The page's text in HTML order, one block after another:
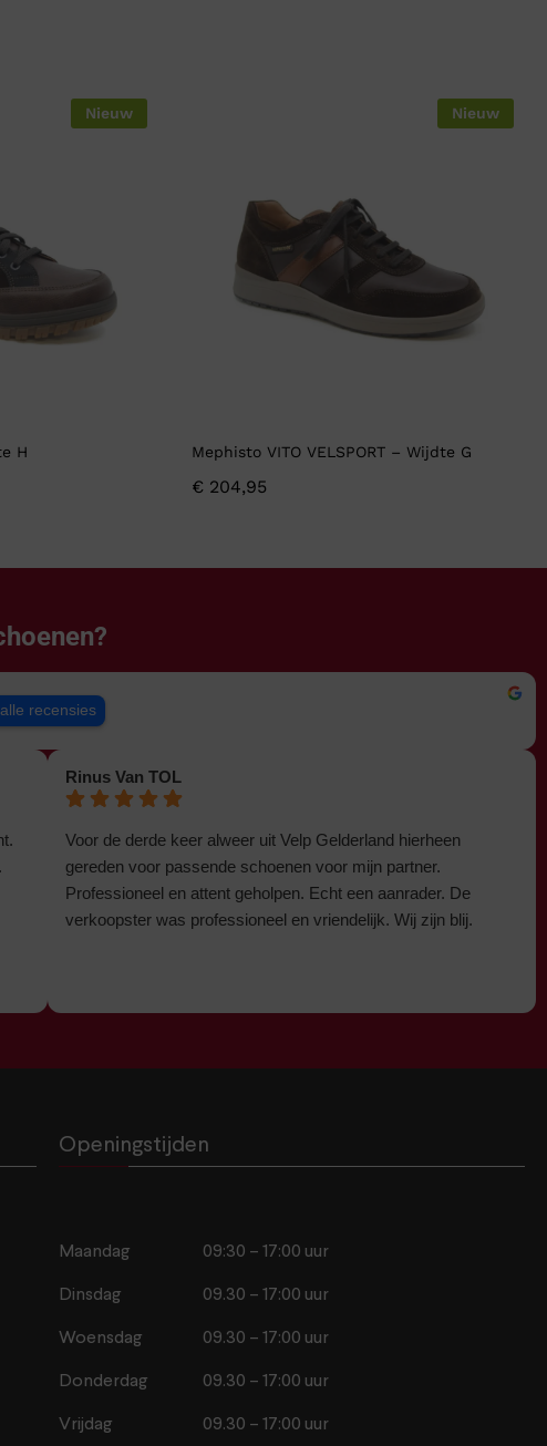
Nieuw
H
Nieuw
Mephisto VITO VELSPORT – Wijdte G
€ 204,95
recensies
Rinus Van TOL
Voor de derde keer alweer uit Velp Gelderland hierheen
gereden voor passende schoenen voor mijn partner.
Professioneel en attent geholpen. Echt een aanrader. De
verkoopster was professioneel en vriendelijk. Wij zijn blij.
Openingstijden
Maandag 09:30 – 17:00 uur
Dinsdag 09.30 – 17:00 uur
Woensdag 09.30 – 17:00 uur
Donderdag 09.30 – 17:00 uur
Vrijdag 09.30 – 17:00 uur